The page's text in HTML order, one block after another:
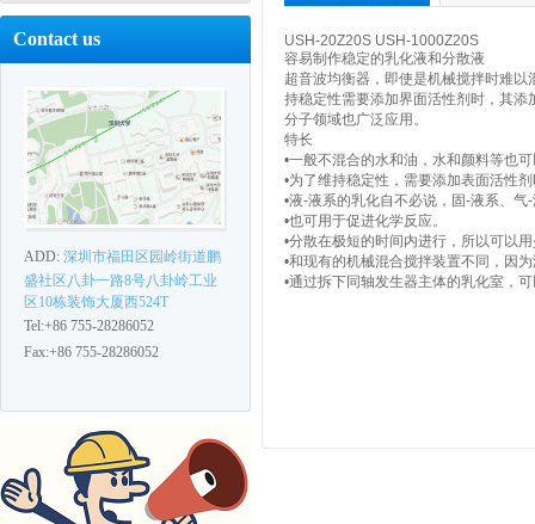
Contact us
ADD: 深圳市福田区园岭街道鹏
盛社区八卦一路8号八卦岭工业
区10栋装饰大厦西524T
Tel:+86 755-28286052
Fax:+86 755-28286052
USH-20Z20S USH-1000Z20S
容易制作稳定的乳化液和分散液
超音波均衡器，即使是机械搅拌时难
持稳定性需要添加界面活性剂时，其
分子领域也广泛应用。
特长
•一般不混合的水和油，水和颜料等也
•为了维持稳定性，需要添加表面活性
•液-液系的乳化自不必说，固-液系、气
•也可用于促进化学反应。
•分散在极短的时间内进行，所以可以
•和现有的机械混合搅拌装置不同，因
•通过拆下同轴发生器主体的乳化室，